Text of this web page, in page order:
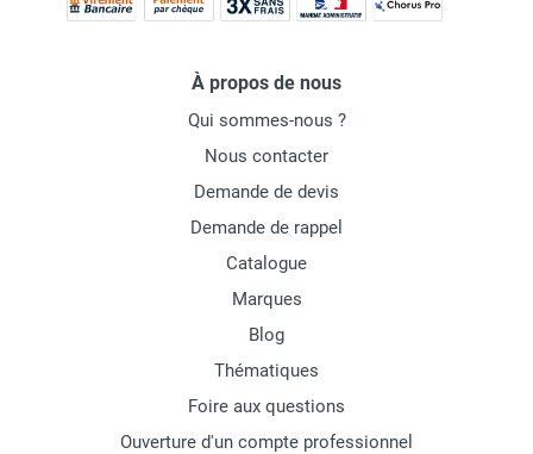
À propos de nous
Qui sommes-nous ?
Nous contacter
Demande de devis
Demande de rappel
Catalogue
Marques
Blog
Thématiques
Foire aux questions
Ouverture d'un compte professionnel